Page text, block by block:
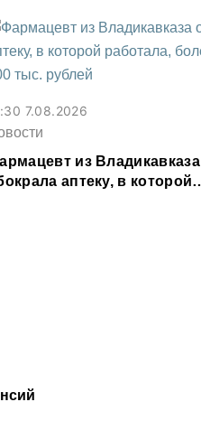
7.08.2026
из Владикавказа
аптеку, в которой